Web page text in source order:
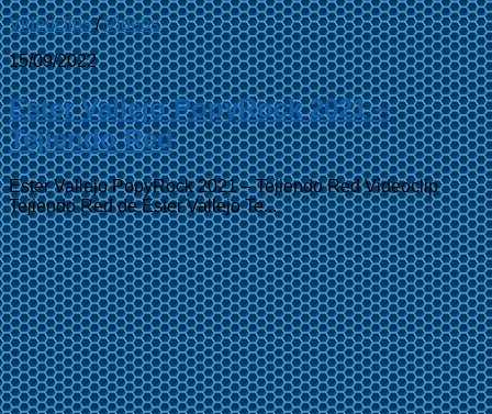
Videoclips/Videos
15/09/2022
Ester Vallejo PopyRock 2021 –
Tejiendo Red
Ester Vallejo PopyRock 2021 – Tejiendo Red Videoclip
Tejiendo Red de Ester Vallejo Te...